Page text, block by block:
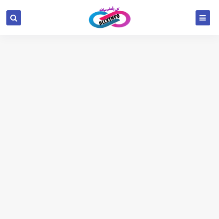
google.com, pub-6654709521456670, DIRECT,
f08c47fec0942fa0